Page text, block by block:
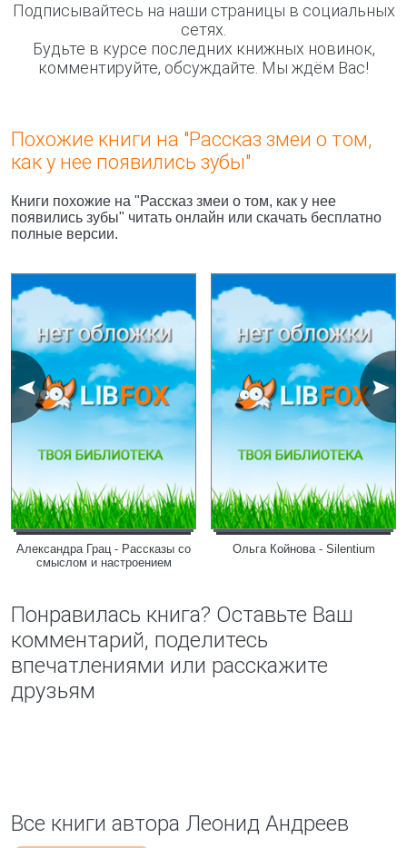
Подписывайтесь на наши страницы в социальных
сетях.
Будьте в курсе последних книжных новинок,
комментируйте, обсуждайте. Мы ждём Вас!
Похожие книги на "Рассказ змеи о том,
как у нее появились зубы"
Книги похожие на "Рассказ змеи о том, как у нее
появились зубы" читать онлайн или скачать бесплатно
полные версии.
Александра Грац - Рассказы со
смыслом и настроением
Ольга Койнова - Silentium
Понравилась книга? Оставьте Ваш
комментарий, поделитесь
впечатлениями или расскажите
друзьям
Все книги автора Леонид Андреев